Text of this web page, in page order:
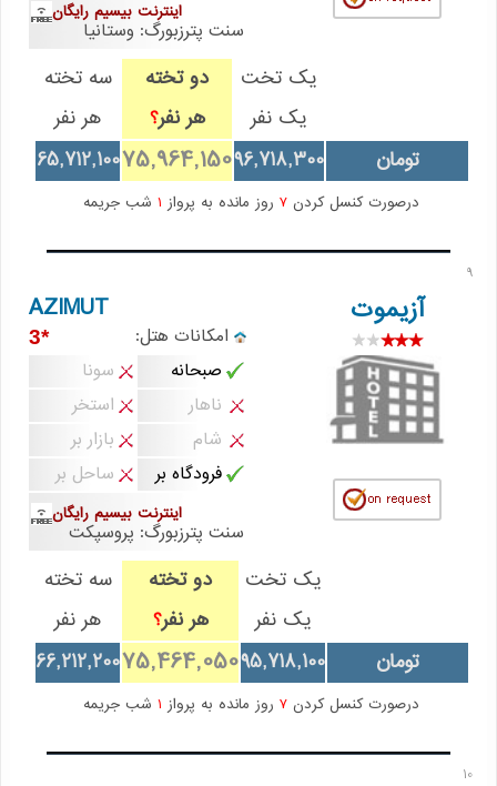
اینترنت بیسیم رایگان
سنت پترزبورگ: وستانیا
یک تخت
یک نفر
دو تخته
هر نفر؟
سه تخته
هر نفر
تومان
96,718,300
75,964,150
65,712,100
درصورت کنسل کردن 7 روز مانده به پرواز شب جریمه
9
آزیموت AZIMUT
امکانات هتل: *3
صبحانه
سونا
ناهار
استخر
شام
بازار بر
فرودگاه بر
ساحل بر
اینترنت بیسیم رایگان
سنت پترزبورگ: پروسپکت
یک تخت
یک نفر
دو تخته
هر نفر؟
سه تخته
هر نفر
تومان
95,718,100
75,464,050
66,212,200
درصورت کنسل کردن 7 روز مانده به پرواز شب جریمه
10